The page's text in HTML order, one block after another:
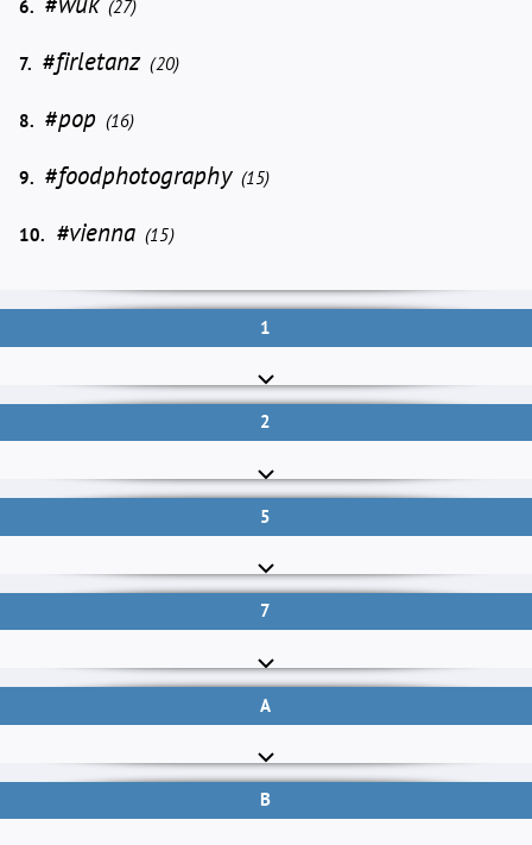
6. (27)
7. #firletanz (20)
8. #pop (16)
9. #foodphotography (15)
10. #vienna (15)
1
2
5
7
A
B